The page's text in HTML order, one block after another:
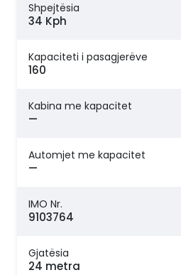
Shpejtësia
34 Kph
Kapaciteti i pasagjerëve
160
Kabina me kapacitet
—
Automjet me kapacitet
—
IMO Nr.
9103764
Gjatësia
24 metra